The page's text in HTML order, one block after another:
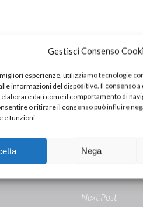
Gestisci Consenso
esperienze, utilizziamo tecnologie
informazioni del dispositivo. Il consenso
dati come il comportamento di
o ritirare il consenso può influire
e funzioni.
Nega
Next Post